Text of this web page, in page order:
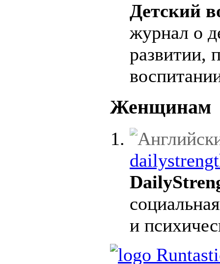
Детский
журнал о
развитии,
Женщинам
и